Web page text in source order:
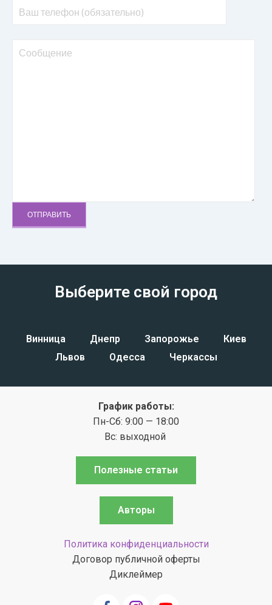
Выберите свой город
Винница Днепр Запорожье
Киев
Львов
Одесса Черкассы
График работы:
Пн-Сб: 9:00 — 18:00
Вс: выходной
Полезные статьи
Авторы
Политика конфиденциальности
Договор публичной оферты
Диклеймер